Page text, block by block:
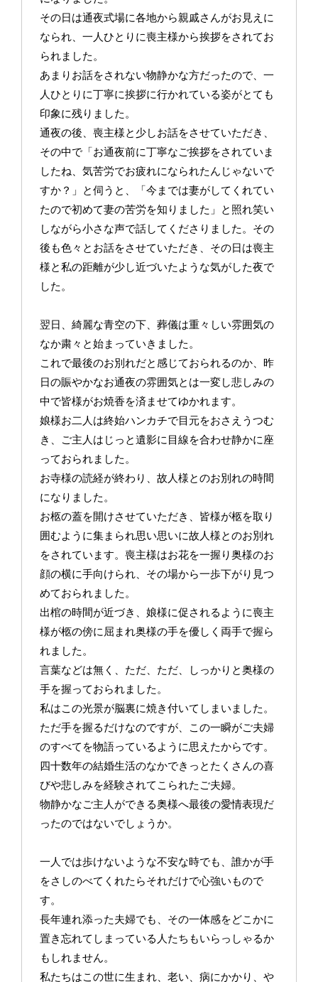
その日は通夜式場に各地から親戚さんがお見えに
なられ、一人ひとりに喪主様から挨拶をされてお
られました。
あまりお話をされない物静かな方だったので、一
人ひとりに丁寧に挨拶に行かれている姿がとても
印象に残りました。
通夜の後、喪主様と少しお話をさせていただき、
その中で「お通夜前に丁寧なご挨拶をされていま
したね、気苦労でお疲れになられたんじゃないで
すか？」と伺うと、「今までは妻がしてくれてい
たので初めて妻の苦労を知りました」と照れ笑い
しながら小さな声で話してくださりました。その
後も色々とお話をさせていただき、その日は喪主
様と私の距離が少し近づいたような気がした夜で
した。
翌日、綺麗な青空の下、葬儀は重々しい雰囲気の
なか粛々と始まっていきました。
これで最後のお別れだと感じておられるのか、昨
日の賑やかなお通夜の雰囲気とは一変し悲しみの
中で皆様がお焼香を済ませてゆかれます。
娘様お二人は終始ハンカチで目元をおさえうつむ
き、ご主人はじっと遺影に目線を合わせ静かに座
っておられました。
お寺様の読経が終わり、故人様とのお別れの時間
になりました。
お柩の蓋を開けさせていただき、皆様が柩を取り
囲むように集まられ思い思いに故人様とのお別れ
をされています。喪主様はお花を一握り奥様のお
顔の横に手向けられ、その場から一歩下がり見つ
めておられました。
出棺の時間が近づき、娘様に促されるように喪主
様が柩の傍に屈まれ奥様の手を優しく両手で握ら
れました。
言葉などは無く、ただ、ただ、しっかりと奥様の
手を握っておられました。
私はこの光景が脳裏に焼き付いてしまいました。
ただ手を握るだけなのですが、この一瞬がご夫婦
のすべてを物語っているように思えたからです。
四十数年の結婚生活のなかできっとたくさんの喜
びや悲しみを経験されてこられたご夫婦。
物静かなご主人ができる奥様へ最後の愛情表現だ
ったのではないでしょうか。
一人では歩けないような不安な時でも、誰かが手
をさしのべてくれたらそれだけで心強いもので
す。
長年連れ添った夫婦でも、その一体感をどこかに
置き忘れてしまっている人たちもいらっしゃるか
もしれません。
私たちはこの世に生まれ、老い、病にかかり、や